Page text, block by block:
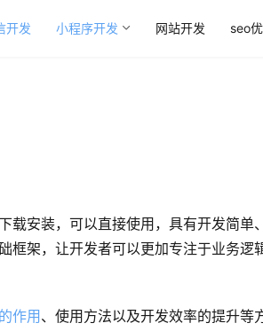
开发 小程序开发 网站开发 seo
载安装，可以直接使用，具有开发简单
框架，让开发者可以更加专注于业务逻
作用 、使用方法以及开发效率的提升等